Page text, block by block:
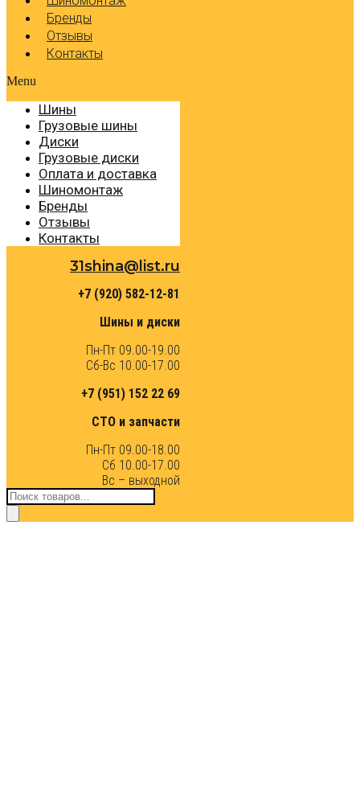
Бренды
Отзывы
Контакты
Menu
Шины
Грузовые шины
Диски
Грузовые диски
Оплата и доставка
Шиномонтаж
Бренды
Отзывы
Контакты
31shina@list.ru
+7 (920) 582-12-81
Шины и диски
Пн-Пт 09.00-19.00
Сб-Вс 10.00-17.00
+7 (951) 152 22 69
СТО и запчасти
Пн-Пт 09.00-18.00
Сб 10.00-17.00
Вс – выходной
Поиск
товаров